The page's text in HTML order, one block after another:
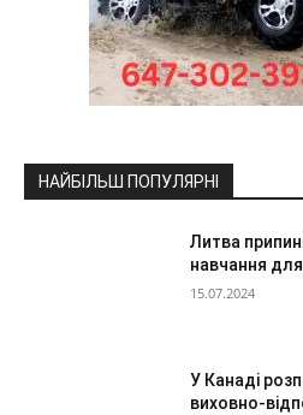
НАЙБІЛЬШ ПОПУЛЯРНІ
Литва
навчання для
15.07.2024
У Канаді
виховно-